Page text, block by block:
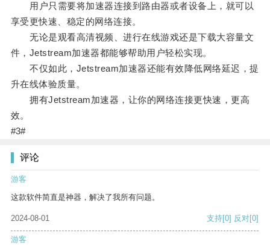
用户只需要将加速器连接到路由器或者设备上，就可以
享受更快速、稳定的网络连接。
无论是观看高清视频、进行在线游戏还是下载大容量文
件，Jetstream加速器都能够帮助用户轻松实现。
不仅如此，Jetstream加速器还能有效降低网络延迟，提
升在线体验质量。
拥有Jetstream加速器，让你的网络连接更快速，更高
效。
#3#
评论
游客
这款软件简直是神器，解决了我所有问题。
2024-08-01 支持[0] 反对[0]
游客